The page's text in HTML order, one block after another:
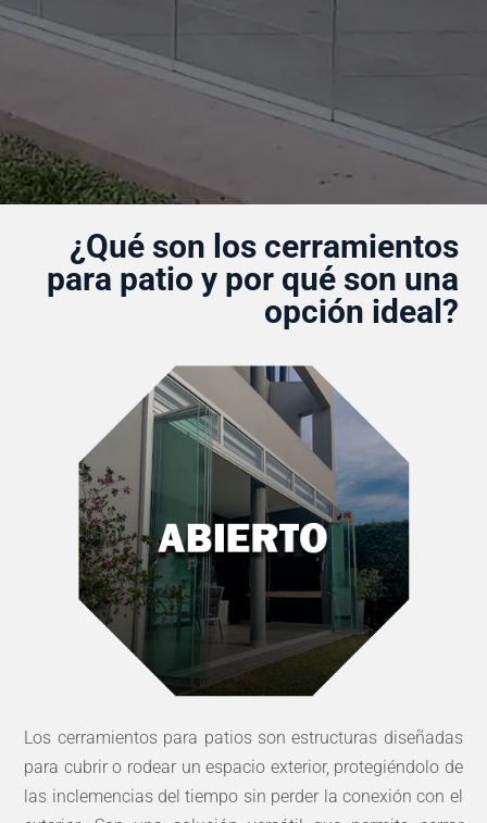
¿Qué son los cerramientos
para patio y por qué son una
opción ideal?
Los cerramientos para patios son estructuras diseñadas
para cubrir o rodear un espacio exterior, protegiéndolo de
las inclemencias del tiempo sin perder la conexión con el